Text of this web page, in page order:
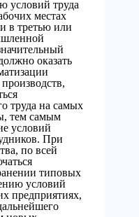
условий труда
местах
в третью или
оказать
труда на самых
тем самым
условий
При
по всей
типовых
условий
предприятиях,